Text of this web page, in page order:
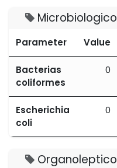
Microbiologico
Parameter Value
Bacterias
coliformes
0
Escherichia
coli
0
Organoleptico